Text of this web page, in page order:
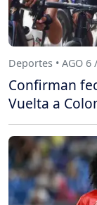
Deportes • AGO 6
Confirman
Vuelta a